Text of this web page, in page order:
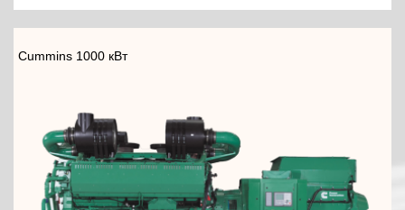
Cummins 1000 кВт